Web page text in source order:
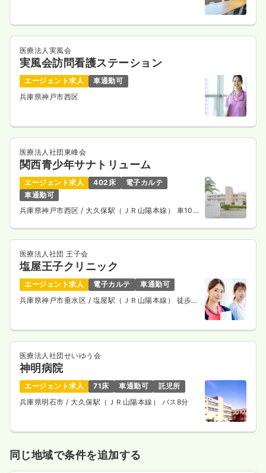
医療法人実風会
実風会訪問看護ステーション
エージェント求人
車通勤可
兵庫県神戸市西区
医療法人社団東峰会
関西青少年サナトリューム
エージェント求人 402床
電子カルテ
車通勤可
兵庫県神戸市西区/ 大久保駅（ＪＲ山陽本線） 車10
医療法人社団 王子会
塩屋王子クリニック
エージェント求人 電子カルテ
車通勤可
兵庫県神戸市垂水区 / 塩屋駅（ＪＲ山陽本線） 徒歩7
医療法人社団せいゆう会
神明病院
エージェント求人 71床 車通勤可
託児所
兵庫県明石市 / 大久保駅（ＪＲ山陽本線） バス8分
同じ地域で条件を追加する